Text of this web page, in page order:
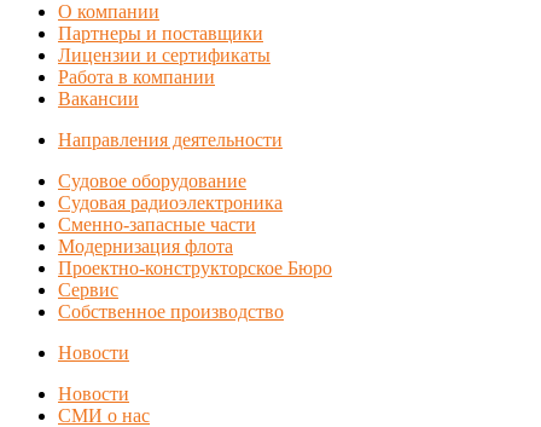
О компании
Партнеры и поставщики
Лицензии и сертификаты
Работа в компании
Вакансии
Направления деятельности
Судовое оборудование
Судовая радиоэлектроника
Сменно-запасные части
Модернизация флота
Проектно-конструкторское Бюро
Сервис
Собственное производство
Новости
Новости
СМИ о нас